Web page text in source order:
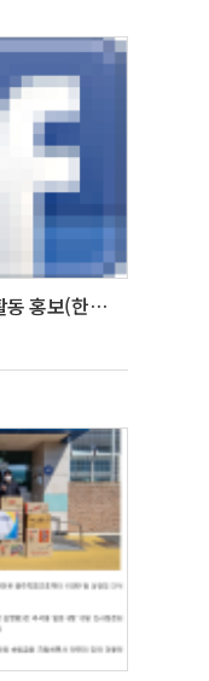
등대지기 봉사활동 홍보(한국공보뉴스)